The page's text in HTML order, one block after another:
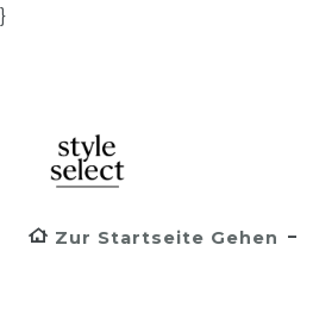
}
Zur Startseite Gehen